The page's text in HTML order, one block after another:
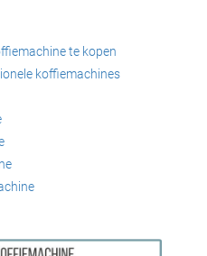
te kopen
koffiemachines